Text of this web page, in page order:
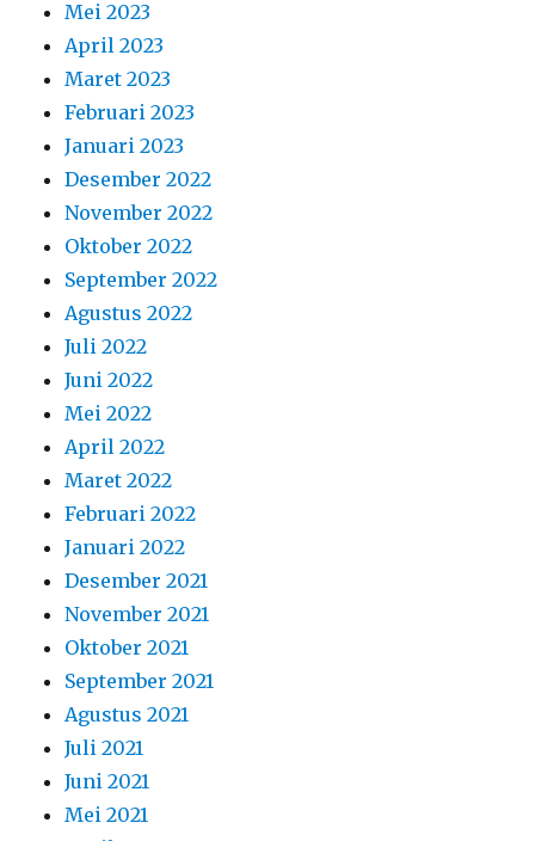
Mei 2023
April 2023
Maret 2023
Februari 2023
Januari 2023
Desember 2022
November 2022
Oktober 2022
September 2022
Agustus 2022
Juli 2022
Juni 2022
Mei 2022
April 2022
Maret 2022
Februari 2022
Januari 2022
Desember 2021
November 2021
Oktober 2021
September 2021
Agustus 2021
Juli 2021
Juni 2021
Mei 2021